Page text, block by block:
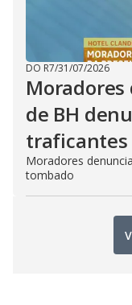
DO R7/31/07/2026
de BH
traficantes
Moradores
tombado